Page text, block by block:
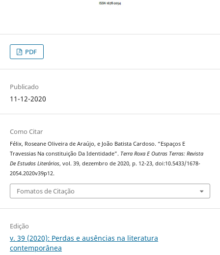
PDF
Publicado
11-12-2020
Como Citar
Félix, Roseane Oliveira de Araújo, e João Batista Cardoso. “Espaços E
Travessias Na constituição Da Identidade”. Terra Roxa E Outras Terras: Revista
De Estudos Literários, vol. 39, dezembro de 2020, p. 12-23, doi:10.5433/1678-
2054.2020v39p12.
Fomatos de Citação
Edição
v. 39 (2020): Perdas e ausências na literatura
contemporânea